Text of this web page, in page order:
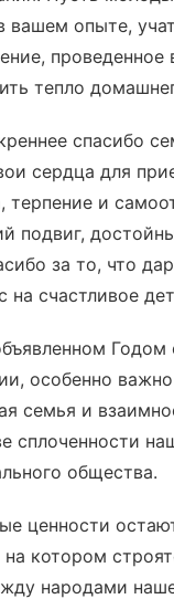
вашем опыте,
проведенное
тепло
спасибо
сердца для
терпение и
подвиг,
за то, что
счастливое
Годом
особенно
семья и
сплоченности
общества.
ценности
котором
народами